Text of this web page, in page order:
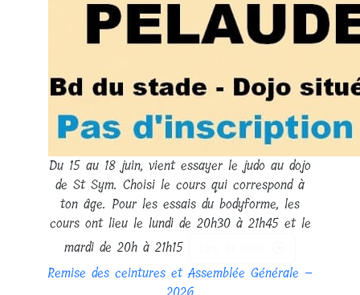
Du 15 au 18 juin, vient essayer le judo au dojo
de St Sym. Choisi le cours qui correspond à
ton âge. Pour les essais du bodyforme, les
cours ont lieu le lundi de 20h30 à 21h45 et le
mardi de 20h à 21h15
Remise des ceintures et Assemblée Générale –